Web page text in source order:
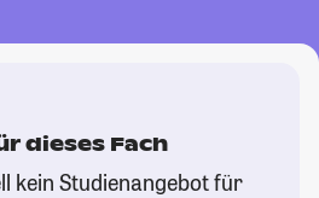
dieses Fach
kein Studienangebot für